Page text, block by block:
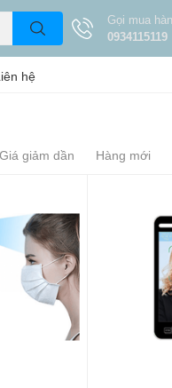
Gọi mua
0934115119
hệ
Giá giảm dần Hàng mới